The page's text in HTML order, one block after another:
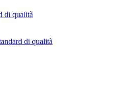
di qualità
di qualità